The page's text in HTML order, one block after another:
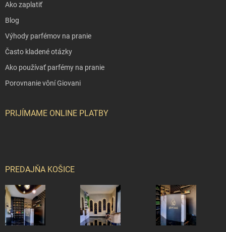
Ako zaplatiť
Blog
Výhody parfémov na pranie
Často kladené otázky
Ako používať parfémy na pranie
Porovnanie vôní Giovani
PRIJÍMAME ONLINE PLATBY
PREDAJŇA KOŠICE